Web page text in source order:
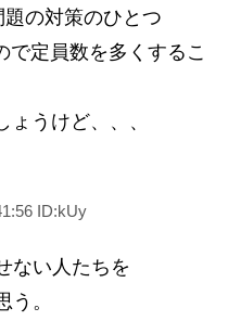
の対策のひとつ
定員数を多くするこ
うけど、、、
ID:kUy
ない人たちを
。